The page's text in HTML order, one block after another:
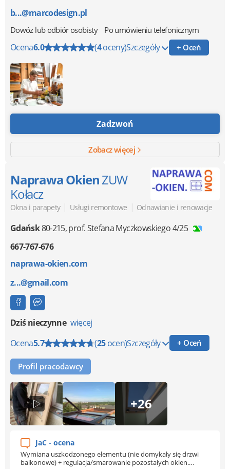
b...@marcodesign.pl
Dowóz lub odbiór osobisty Po umówieniu telefonicznym
Ocena6.0 (4oceny)Szczegóły + Oceń
Zadzwoń
Zobacz więcej
Naprawa OkienZUW
Kołacz
Okna i parapety | Usługi remontowe | Odnawianie i renowacje
Gdańsk80-215,prof. Stefana Myczkowskiego 4/25
667-767-676
naprawa-okien.com
z...@gmail.com
Dziś nieczynne więcej
Ocena5.7 (25ocen)Szczegóły + Oceń
Profil pracodawcy
+26
JaC - ocena
Wymiana uszkodzonego elementu (nie domykały się drzwi
balkonowe) + regulacja/smarowanie pozostałych okien.